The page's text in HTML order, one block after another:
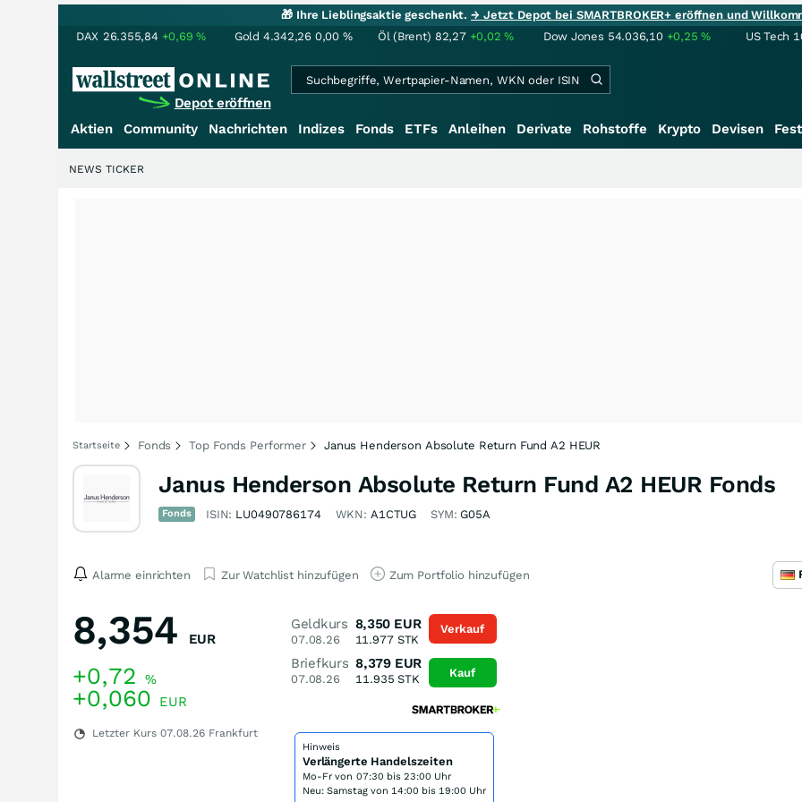
🎁 Ihre Lieblingsaktie geschenkt.→ Jetzt Depot bei SMARTBROKER+ eröffnen und
DAX 26.355,84 +0,69% Gold 4.342,26 0,00 % Öl (Brent) 82,27 +0,02% Dow Jones 54.036,10 +0,25% US Tech
Depot eröffnen
Aktien Community Nachrichten Indizes Fonds ETFs Anleihen Derivate Rohstoffe Krypto Devisen
NEWS TICKER
Startseite Fonds Top Fonds Performer Janus Henderson Absolute Return Fund A2 HEUR
Janus Henderson Absolute Return Fund A2 HEUR Fonds
Fonds ISIN: LU0490786174 WKN: A1CTUG SYM: G05A
Alarme einrichten Zur Watchlist hinzufügen Zum Portfolio hinzufügen
8,354 EUR
+0,72 %
+0,060 EUR
Letzter Kurs 07.08.26 Frankfurt
Geldkurs
07.08.26
8,350 EUR
11.977STK
Briefkurs
07.08.26
8,379 EUR
11.935 STK
Verkauf
Kauf
Hinweis
Verlängerte Handelszeiten
Mo-Fr von 07:30 bis 23:00 Uhr
Neu: Samstag von 14:00 bis 19:00 Uhr